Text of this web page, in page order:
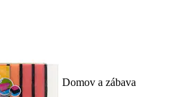
Domov a zábava